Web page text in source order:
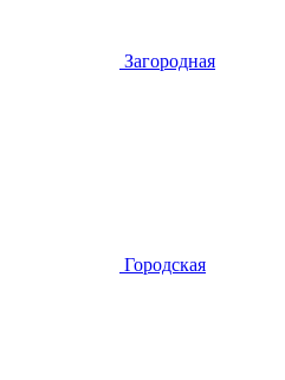
Загородная
Городская